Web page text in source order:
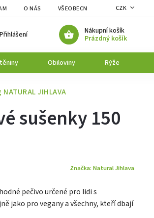
O NÁS VŠEOBECNÉ OBCHODNÍ PODMÍNKY
CZK
Nákupní košík
Prázdný košík
Přihlášení
Obiloviny Rýže
JIHLAVA
sušenky 150
Značka: Natural Jihlava
pečivo určené pro lidi s
jako pro vegany a všechny, kteří dbají